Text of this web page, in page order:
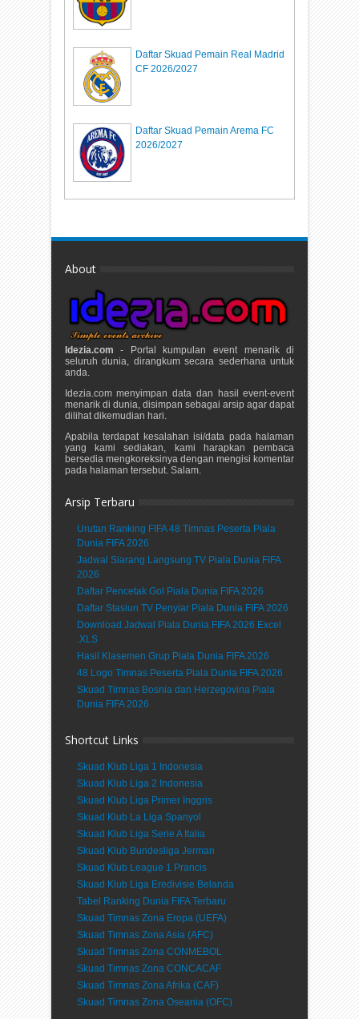
Daftar Skuad Pemain Real Madrid
CF 2026/2027
Daftar Skuad Pemain Arema FC
2026/2027
About
Idezia.com - Portal kumpulan event menarik di
seluruh dunia, dirangkum secara sederhana untuk
anda.
Idezia.com menyimpan data dan hasil event-event
menarik di dunia, disimpan sebagai arsip agar dapat
dilihat dikemudian hari.
Apabila terdapat kesalahan isi/data pada halaman
yang kami sediakan, kami harapkan pembaca
bersedia mengkoreksinya dengan mengisi komentar
pada halaman tersebut. Salam.
Arsip Terbaru
Urutan Ranking FIFA 48 Timnas Peserta Piala
Dunia FIFA 2026
Jadwal Siarang Langsung TV Piala Dunia FIFA
2026
Daftar Pencetak Gol Piala Dunia FIFA 2026
Daftar Stasiun TV Penyiar Piala Dunia FIFA 2026
Download Jadwal Piala Dunia FIFA 2026 Excel
.XLS
Hasil Klasemen Grup Piala Dunia FIFA 2026
48 Logo Timnas Peserta Piala Dunia FIFA 2026
Skuad Timnas Bosnia dan Herzegovina Piala
Dunia FIFA 2026
Shortcut Links
Skuad Klub Liga 1 Indonesia
Skuad Klub Liga 2 Indonesia
Skuad Klub Liga Primer Inggris
Skuad Klub La Liga Spanyol
Skuad Klub Liga Serie A Italia
Skuad Klub Bundesliga Jerman
Skuad Klub League 1 Prancis
Skuad Klub Liga Eredivisie Belanda
Tabel Ranking Dunia FIFA Terbaru
Skuad Timnas Zona Eropa (UEFA)
Skuad Timnas Zona Asia (AFC)
Skuad Timnas Zona CONMEBOL
Skuad Timnas Zona CONCACAF
Skuad Timnas Zona Afrika (CAF)
Skuad Timnas Zona Oseania (OFC)